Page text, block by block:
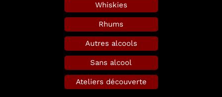
Whiskies
Rhums
Autres alcools
Sans alcool
Ateliers découverte